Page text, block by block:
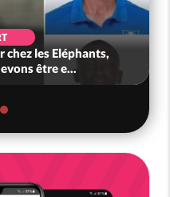
les Eléphants,
être e...